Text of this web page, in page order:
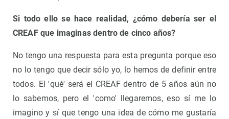
Si todo ello se hace realidad, ¿cómo debería ser el
CREAF que imaginas dentro de cinco años?
No tengo una respuesta para esta pregunta porque eso
no lo tengo que decir sólo yo, lo hemos de definir entre
todos. El 'qué' será el CREAF dentro de 5 años aún no
lo sabemos, pero el 'como' llegaremos, eso sí me lo
imagino y sí que tengo una idea de cómo me gustaría